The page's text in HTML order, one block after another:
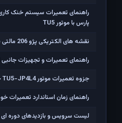
راهنمای تعمیرات سیستم خنک
پارس با موتور TU5
نقشه های الکتریکی پژو 206 مالتی پلکس فرانسوی
راهنمای تعمیرات و تجهیزات جانبی
جزوه تعمیرات موتور TU5-JP4L4 خودروی رانا
راهنمای زمان استاندارد تعمیرات
لیست سرویس و بازدیدهای دوره ای